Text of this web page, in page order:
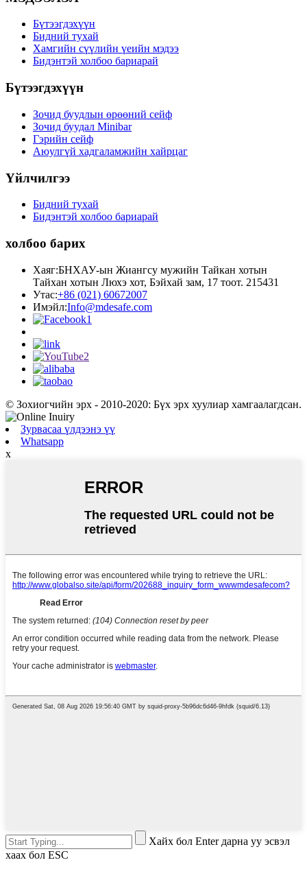
Бүтээгдэхүүн
Бидний тухай
Хамгийн сүүлийн үеийн мэдээ
Бидэнтэй холбоо бариарай
Бүтээгдэхүүн
Зочид буудлын өрөөний сейф
Зочид буудал Minibar
Гэрийн сейф
Аюулгүй хадгаламжийн хайрцаг
Үйлчилгээ
Бидний тухай
Бидэнтэй холбоо бариарай
холбоо барих
Хаяг:БНХАУ-ын Жиангсу мужийн Тайкан хотын
Тайхан хотын Люхэ хот, Бэйхай зам, 17 тоот. 215431
Утас:+86 (021) 60672007
Имэйл:Info@mdesafe.com
© Зохиогчийн эрх - 2010-2020: Бүх эрх хуулиар хамгаалагдсан.
Зурвасаа үлдээнэ үү
Whatsapp
x
Хайх бол Enter дарна уу эсвэл
хаах бол ESC